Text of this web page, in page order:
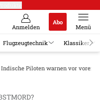
Anmelden
Abo
Menü
Flugzeugtechnik Klassiker
Piloten warnen vor